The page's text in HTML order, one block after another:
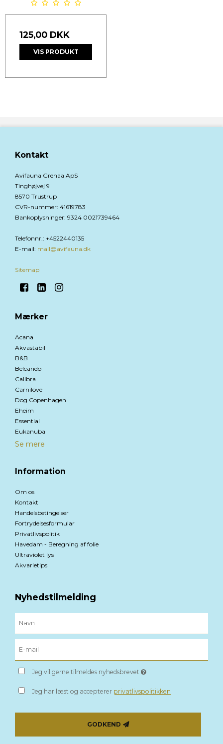
125,00 DKK
VIS PRODUKT
Kontakt
Avifauna Grenaa ApS
Tinghøjvej 9
8570 Trustrup
CVR-nummer: 41619783
Bankoplysninger: 9324 0021739464
Telefonnr. : +4522440135
E-mail: mail@avifauna.dk
Sitemap
Mærker
Acana
Akvastabil
B&B
Belcando
Calibra
Carnilove
Dog Copenhagen
Eheim
Essential
Eukanuba
Se mere
Information
Om os
Kontakt
Handelsbetingelser
Fortrydelsesformular
Privatlivspolitik
Havedam - Beregning af folie
Ultraviolet lys
Akvarietips
Nyhedstilmelding
Jeg vil gerne tilmeldes nyhedsbrevet
Jeg har læst og accepterer privatlivspolitikken
GODKEND